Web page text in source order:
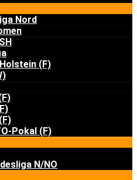
Nord
(F)
Pokal (F)
N/NO